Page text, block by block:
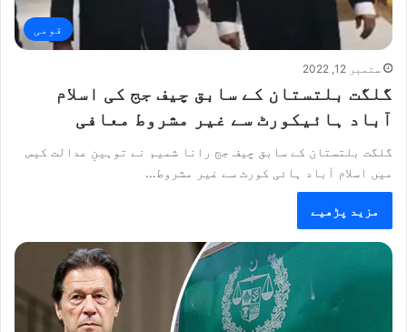
قومی
ستمبر 12, 2022
گلگت بلتستان کے سابق چیف جج کی اسلام
آباد ہائیکورٹ سے غیر مشروط معافی
گلگت بلتستان کے سابق چیف جج رانا شمیم نے توہینِ عدالت کیس
میں اسلام آباد ہائی کورٹ سے غیر مشروط…
مزید پڑھیے